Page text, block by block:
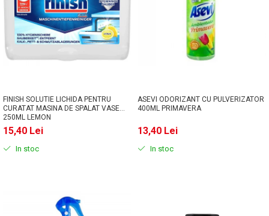
FINISH SOLUTIE LICHIDA PENTRU
CURATAT MASINA DE SPALAT VASE
250ML LEMON
15,40 Lei
In stoc
ASEVI ODORIZANT CU PULVERIZATOR
400ML PRIMAVERA
13,40 Lei
In stoc